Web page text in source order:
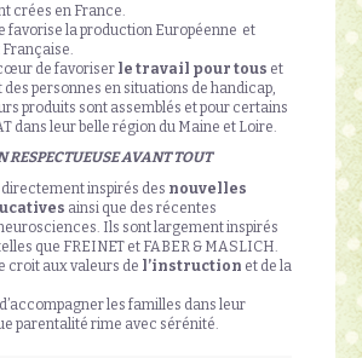
crées en France.
favorise la production Européenne et
de favoriser le travail pour tous et
personnes en situations de handicap,
produits sont assemblés et pour certains
dans leur belle région du Maine et Loire.
RESPECTUEUSE AVANT TOUT
inspirés des nouvelles
ainsi que des récentes
Ils sont largement inspirés
que FREINET et FABER & MASLICH.
croit aux valeurs de l’instruction et de la
les familles dans leur
parentalité rime avec sérénité.